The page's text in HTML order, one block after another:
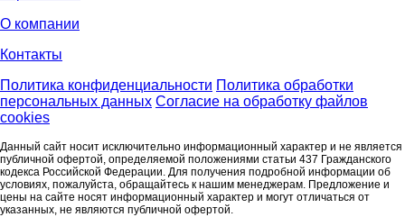
О компании
Контакты
Политика конфиденциальности Политика обработки
персональных данных Согласие на обработку файлов
cookies
Данный сайт носит исключительно информационный характер и не является
публичной офертой, определяемой положениями статьи 437 Гражданского
кодекса Российской Федерации. Для получения подробной информации об
условиях, пожалуйста, обращайтесь к нашим менеджерам. Предложение и
цены на сайте носят информационный характер и могут отличаться от
указанных, не являются публичной офертой.